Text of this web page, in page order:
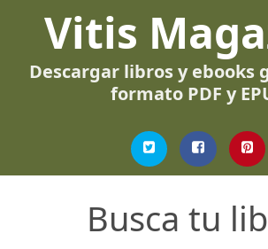
Vitis
Descargar libros y ebooks
formato PDF y
Busca tu